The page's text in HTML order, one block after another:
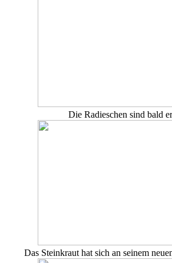
Die Radieschen sind bald
Das Steinkraut hat sich an seinem